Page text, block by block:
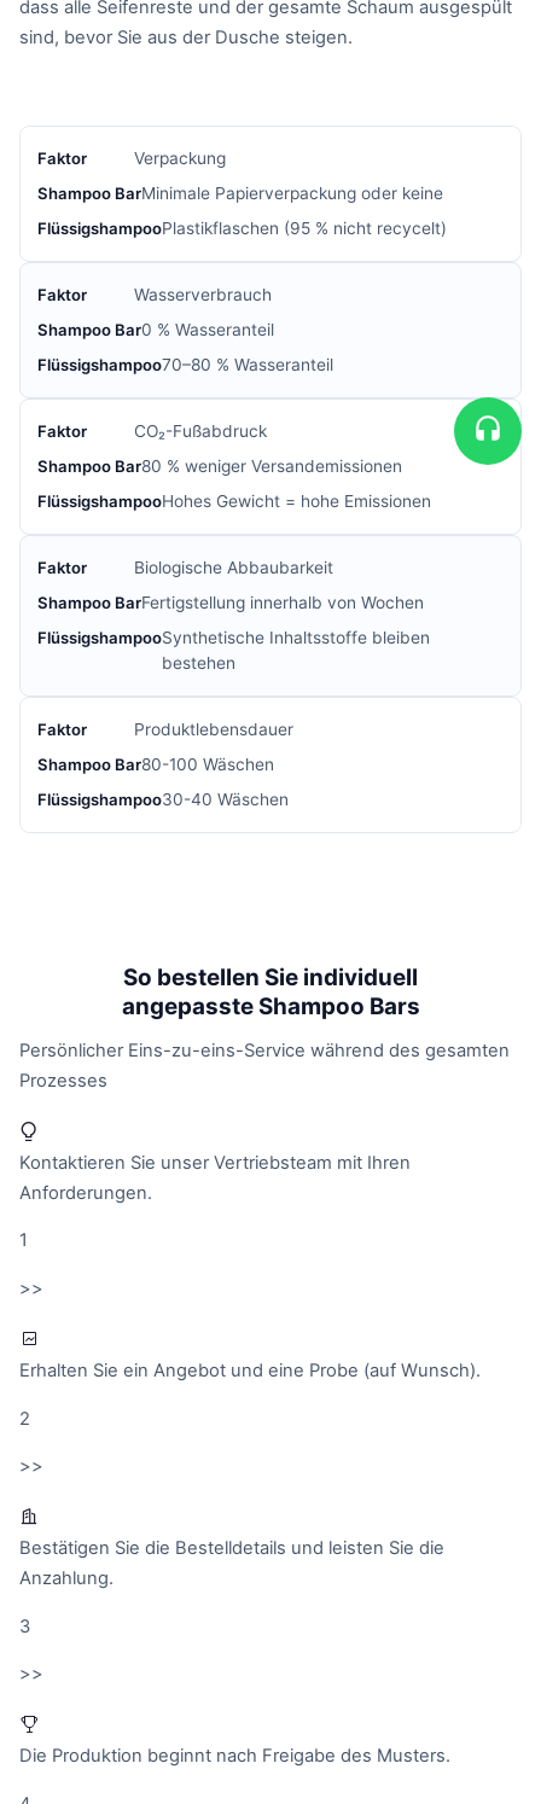
dass alle Seifenreste und der gesamte Schaum ausgespült
sind, bevor Sie aus der Dusche steigen.
Verpackung
Minimale Papierverpackung oder keine
Plastikflaschen (95 % nicht recycelt)
Wasserverbrauch
0 % Wasseranteil
70–80 % Wasseranteil
CO₂-Fußabdruck
80 % weniger Versandemissionen
Hohes Gewicht = hohe Emissionen
Biologische Abbaubarkeit
Fertigstellung innerhalb von Wochen
Synthetische Inhaltsstoffe bleiben
bestehen
Produktlebensdauer
80-100 Wäschen
30-40 Wäschen
So bestellen Sie individuell
angepasste Shampoo Bars
Persönlicher Eins-zu-eins-Service während des gesamten
Prozesses
Kontaktieren Sie unser Vertriebsteam mit Ihren
Anforderungen.
1
>>
Erhalten Sie ein Angebot und eine Probe (auf Wunsch).
2
>>
Bestätigen Sie die Bestelldetails und leisten Sie die
Anzahlung.
3
>>
Die Produktion beginnt nach Freigabe des Musters.